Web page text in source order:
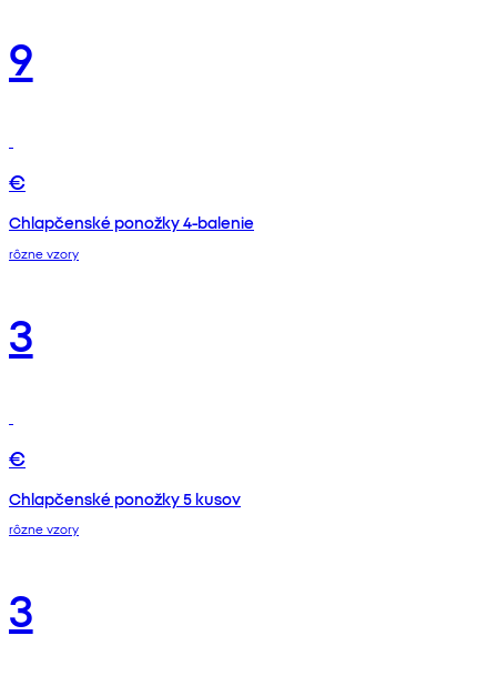
9
€
Chlapčenské ponožky 4-balenie
rôzne vzory
3
€
Chlapčenské ponožky 5 kusov
rôzne vzory
3